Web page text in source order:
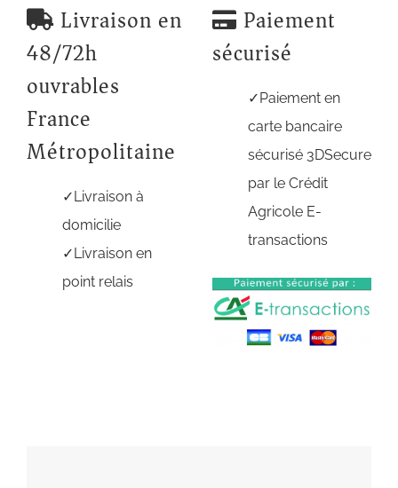
Livraison en
48/72h
ouvrables
France
Métropolitaine
Livraison à
domicilie
Livraison en
point relais
Paiement
sécurisé
Paiement en
carte bancaire
sécurisé 3DSecure
par le Crédit
Agricole E-
transactions